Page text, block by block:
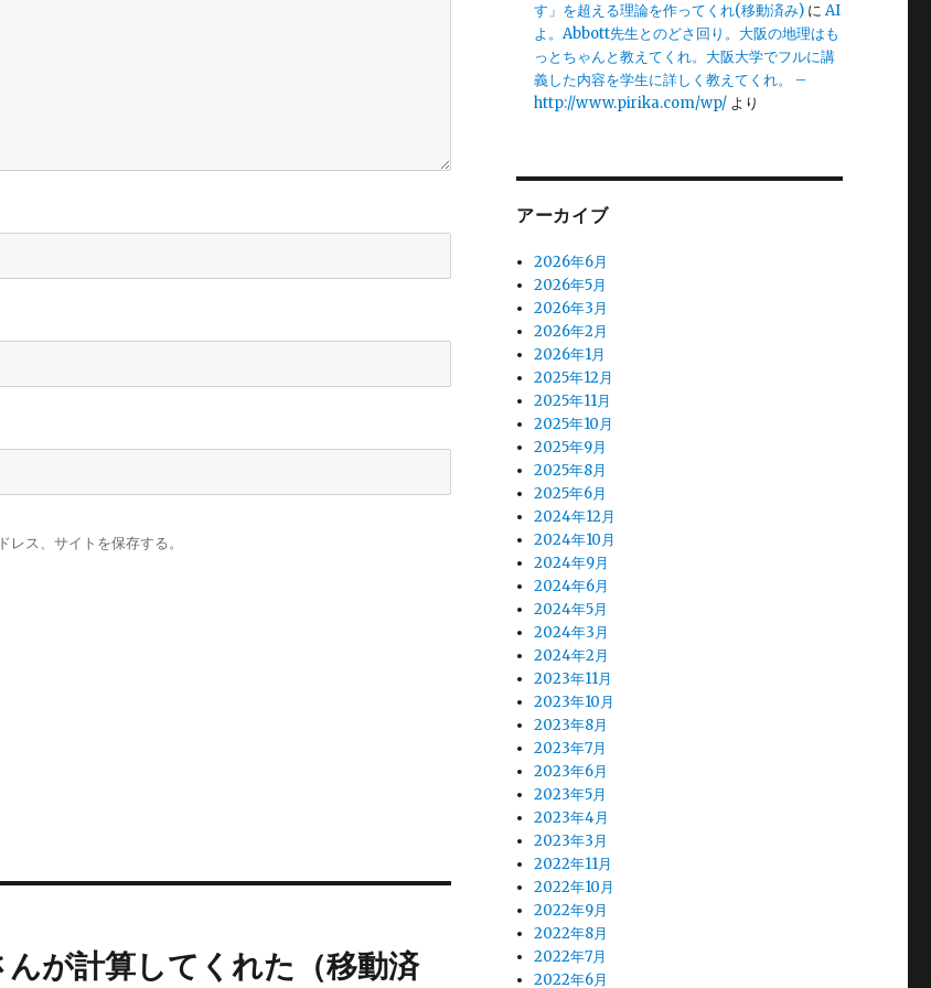
ス、サイトを保存する。
が計算してくれた（移動済
す」を超える理論を作ってくれ(移動済み) にAI
よ。Abbott先生とのどさ回り。大阪の地理はも
っとちゃんと教えてくれ。大阪大学でフルに講
義した内容を学生に詳しく教えてくれ。 –
http://www.pirika.com/wp/ より
アーカイブ
2026年6月
2026年5月
2026年3月
2026年2月
2026年1月
2025年12月
2025年11月
2025年10月
2025年9月
2025年8月
2025年6月
2024年12月
2024年10月
2024年9月
2024年6月
2024年5月
2024年3月
2024年2月
2023年11月
2023年10月
2023年8月
2023年7月
2023年6月
2023年5月
2023年4月
2023年3月
2022年11月
2022年10月
2022年9月
2022年8月
2022年7月
2022年6月